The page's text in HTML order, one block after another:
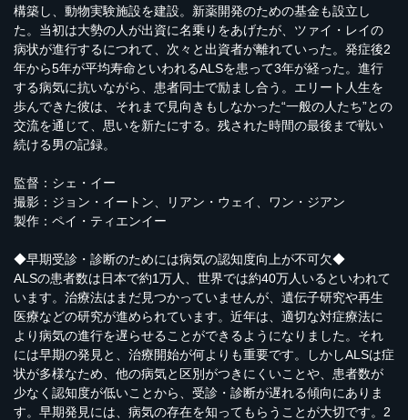
構築し、動物実験施設を建設。新薬開発のための基金も設立し
た。当初は大勢の人が出資に名乗りをあげたが、ツァイ・レイの
病状が進行するにつれて、次々と出資者が離れていった。発症後2
年から5年が平均寿命といわれるALSを患って3年が経った。進行
する病気に抗いながら、患者同士で励まし合う。エリート人生を
歩んできた彼は、それまで見向きもしなかった“一般の人たち”との
交流を通じて、思いを新たにする。残された時間の最後まで戦い
続ける男の記録。
監督：シェ・イー
撮影：ジョン・イートン、リアン・ウェイ、ワン・ジアン
製作：ペイ・ティエンイー
◆早期受診・診断のためには病気の認知度向上が不可欠◆
ALSの患者数は日本で約1万人、世界では約40万人いるといわれて
います。治療法はまだ見つかっていませんが、遺伝子研究や再生
医療などの研究が進められています。近年は、適切な対症療法に
より病気の進行を遅らせることができるようになりました。それ
には早期の発見と、治療開始が何よりも重要です。しかしALSは症
状が多様なため、他の病気と区別がつきにくいことや、患者数が
少なく認知度が低いことから、受診・診断が遅れる傾向にありま
す。早期発見には、病気の存在を知ってもらうことが大切です。2